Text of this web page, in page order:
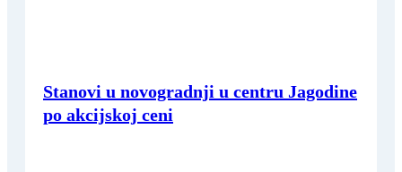
Stanovi u novogradnji u centru Jagodine
po akcijskoj ceni